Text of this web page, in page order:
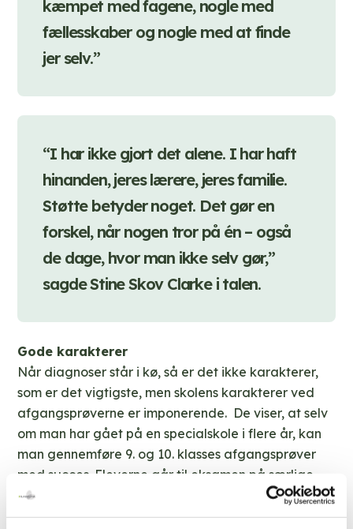
kæmpet med fagene, nogle med
fællesskaber og nogle med at finde
jer selv.”
“I har ikke gjort det alene. I har haft
hinanden, jeres lærere, jeres familie.
Støtte betyder noget. Det gør en
forskel, når nogen tror på én – også
de dage, hvor man ikke selv gør,”
sagde Stine Skov Clarke i talen.
Gode karakterer
Når diagnoser står i kø, så er det ikke karakterer,
som er det vigtigste, men skolens karakterer ved
afgangsprøverne er imponerende. De viser, at selv
om man har gået på en specialskole i flere år, kan
man gennemføre 9. og 10. klasses afgangsprøver
med succes. Eleverne går til eksamen på særlige
vilkår, for eksempel med ekstra tid, men det faglige
indhold og de faglige krav er de samme som for